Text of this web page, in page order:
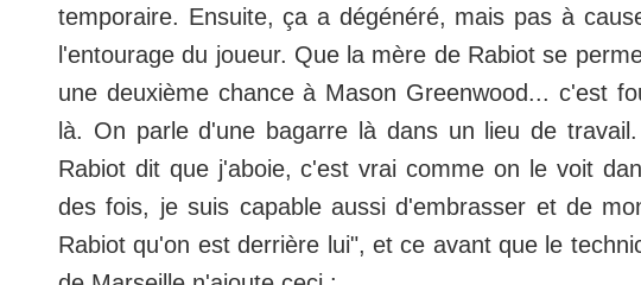
temporaire. Ensuite, ça a dégénéré, mais pas à
l'entourage du joueur. Que la mère de Rabiot se
une deuxième chance à Mason Greenwood... c'est
là. On parle d'une bagarre là dans un lieu de
Rabiot dit que j'aboie, c'est vrai comme on le voit
des fois, je suis capable aussi d'embrasser et de
Rabiot qu'on est derrière lui", et ce avant que le